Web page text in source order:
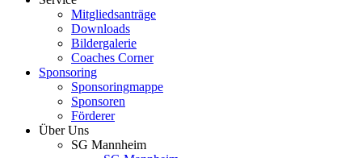
Mitgliedsanträge
Downloads
Bildergalerie
Coaches Corner
Sponsoring
Sponsoringmappe
Sponsoren
Förderer
Über Uns
SG Mannheim